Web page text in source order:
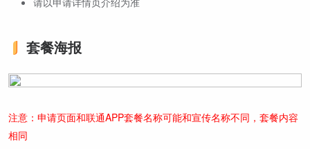
套餐海报
注意：申请页面和联通APP套餐名称可能和宣传名称不同，套餐内容
相同